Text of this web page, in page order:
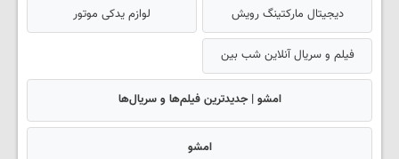
دیجیتال مارکتینگ رویش لوازم یدکی موتور
فیلم و سریال آنلاین شب بین
امشو | جدیدترین فیلم‌ها و سریال‌ها
امشو